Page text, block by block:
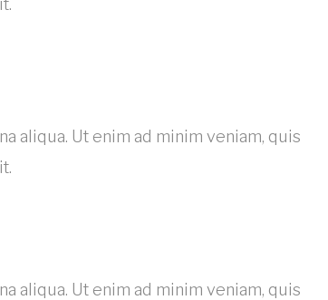
aliqua. Ut enim ad minim veniam, quis
aliqua. Ut enim ad minim veniam, quis